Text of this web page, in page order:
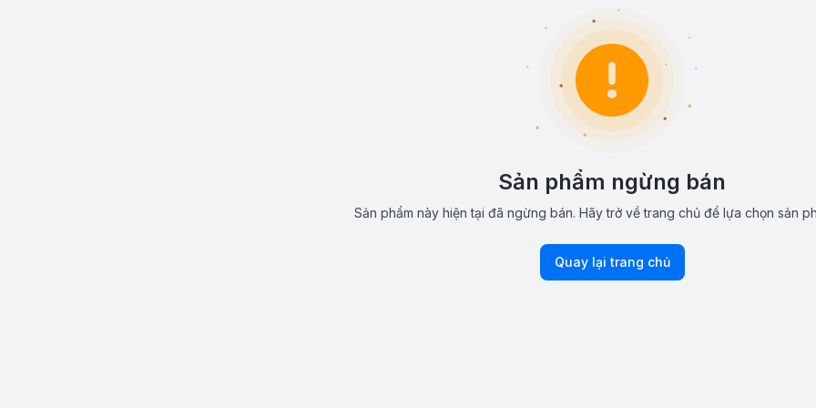
Sản phẩm ngừng bán
Sản phẩm này hiện tại đã ngừng bán. Hãy trở về trang chủ để lựa chọn sản
Quay lại trang chủ